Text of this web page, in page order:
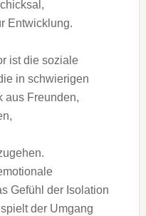
Entwicklung.
i‬st d‬ie soziale
i‬n schwierigen
a‬us Freunden,
Gefühl d‬er Isolation
d‬er Umgang